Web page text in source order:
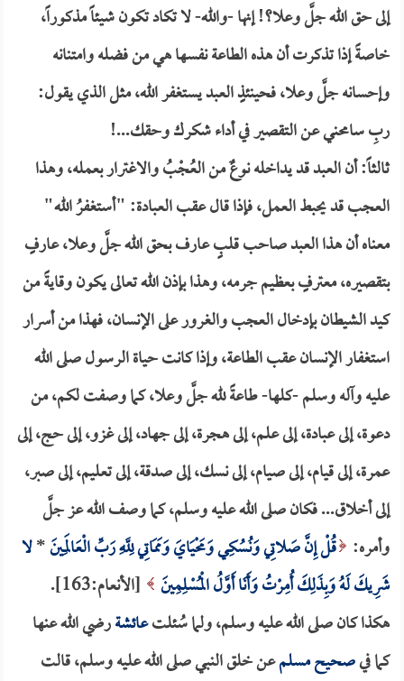
إلى حق الله جلَّ وعلا؟! إنها -والله- لا تكاد تكون شيئاً مذكوراً،
خاصةً إذا تذكرت أن هذه الطاعة نفسها هي من فضله وامتنانه
وإحسانه جلَّ وعلا، فحينئذٍ العبد يستغفر الله، مثل الذي يقول:
ربِ سامحني عن التقصير في أداء شكرك وحقك...!
ثالثاً: أن العبد قد يداخله نوعٌ من العُجْبُ والاغترار بعمله، وهذا
العجب قد يحبط العمل، فإذا قال عقب العبادة: "أستغفرُ الله"
معناه أن هذا العبد صاحب قلبٍ عارف بحق الله جلَّ وعلا، عارفٍ
بتقصيره، معترفٍ بعظيم جرمه، وهذا بإذن الله تعالى يكون وقايةً من
كيد الشيطان بإدخال العجب والغرور على الإنسان، فهذا من أسرار
استغفار الإنسان عقب الطاعة، وإذا كانت حياة الرسول صلى الله
عليه وآله وسلم -كلها- طاعةً لله جلَّ وعلا، كما وصفت لكم، من
دعوة، إلى عبادة، إلى علم، إلى هجرة، إلى جهاد، إلى غزو، إلى حج، إلى
عمرة، إلى قيام، إلى صيام، إلى نسك، إلى صدقة، إلى تعليم، إلى صبر،
إلى أخلاق... فكان صلى الله عليه وسلم، كما وصف الله عز جلَّ
وأمره: قُلْ إِنَّ صَلاتِي وَنُسُكِي وَمَحْيَايَ وَمَمَاتِي لِلَّهِ رَبِّ الْعَالَمِينَ*لا
شَرِيكَ لَهُ وَبِذَلِكَ أُمِرْتُ وَأَنَا أَوَّلُ الْمُسْلِمِينَ [الأنعام:163].
هكذا كان صلى الله عليه وسلم، ولما سُئلتعائشةرضي الله عنها
كما فيصحيح مسلمعن خلق النبي صلى الله عليه وسلم، قالت